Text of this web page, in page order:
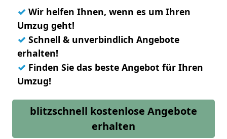
✓ Wir helfen Ihnen, wenn es um Ihren
Umzug geht!
✓ Schnell & unverbindlich Angebote
erhalten!
✓ Finden Sie das beste Angebot für Ihren
Umzug!
blitzschnell kostenlose Angebote
erhalten